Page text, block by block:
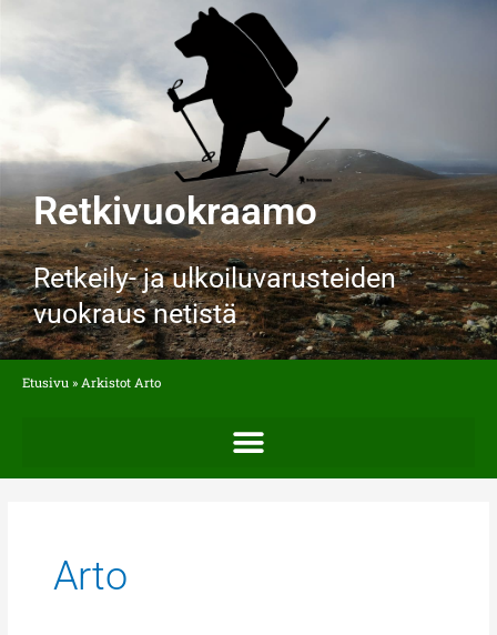
Retkivuokraamo
Retkeily- ja ulkoiluvarusteiden
vuokraus netistä
Etusivu » Arkistot Arto
Arto